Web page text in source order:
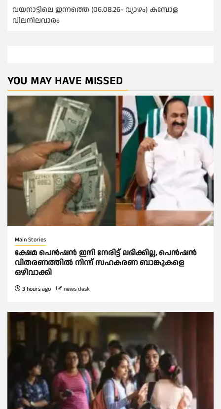
വയനാട്ടിലെ ഇന്നത്തെ (06.08.26- വ്യാഴം) കമ്പോള
വിലനിലവാരം
YOU MAY HAVE MISSED
Main Stories
ക്ഷേമ പെൻഷൻ ഇനി നേരിട്ട് ലഭിക്കില്ല, പെൻഷൻ
വിതരണത്തില്‍ നിന്ന് സഹകരണ ബാങ്കുകളെ
ഒഴിവാക്കി
3 hours ago news desk